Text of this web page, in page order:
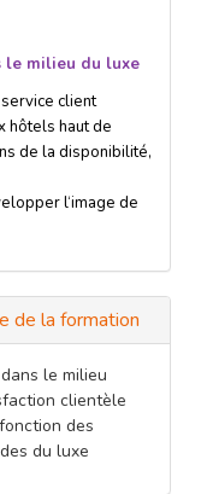
le milieu du luxe
client
hôtels haut de
de la disponibilité,
l‘image de
de la formation
le milieu
clientèle
des
du luxe